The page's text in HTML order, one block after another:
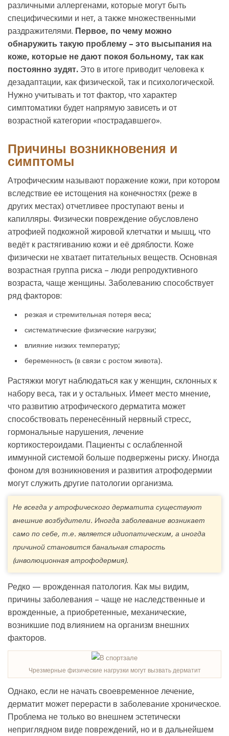
различными аллергенами, которые могут быть
специфическими и нет, а также множественными
раздражителями. Первое, по чему можно
обнаружить такую проблему – это высыпания на
коже, которые не дают покоя больному, так как
постоянно зудят. Это в итоге приводит человека к
дезадаптации, как физической, так и психологической.
Нужно учитывать и тот фактор, что характер
симптоматики будет напрямую зависеть и от
возрастной категории «пострадавшего».
Причины возникновения и
симптомы
Атрофическим называют поражение кожи, при котором
вследствие ее истощения на конечностях (реже в
других местах) отчетливее проступают вены и
капилляры. Физически повреждение обусловлено
атрофией подкожной жировой клетчатки и мышц, что
ведёт к растягиванию кожи и её дряблости. Коже
физически не хватает питательных веществ. Основная
возрастная группа риска – люди репродуктивного
возраста, чаще женщины. Заболеванию способствует
ряд факторов:
резкая и стремительная потеря веса;
систематические физические нагрузки;
влияние низких температур;
беременность (в связи с ростом живота).
Растяжки могут наблюдаться как у женщин, склонных к
набору веса, так и у остальных. Имеет место мнение,
что развитию атрофического дерматита может
способствовать перенесённый нервный стресс,
гормональные нарушения, лечение
кортикостероидами. Пациенты с ослабленной
иммунной системой больше подвержены риску. Иногда
фоном для возникновения и развития атрофодермии
могут служить другие патологии организма.
Не всегда у атрофического дерматита существуют
внешние возбудители. Иногда заболевание возникает
само по себе, т.е. является идиопатическим, а иногда
причиной становится банальная старость
(инволюционная атрофодермия).
Редко — врожденная патология. Как мы видим,
причины заболевания – чаще не наследственные и
врожденные, а приобретенные, механические,
возникшие под влиянием на организм внешних
факторов.
Чрезмерные физические нагрузки могут вызвать дерматит
Однако, если не начать своевременное лечение,
дерматит может перерасти в заболевание хроническое.
Проблема не только во внешнем эстетически
неприглядном виде повреждений, но и в дальнейшем